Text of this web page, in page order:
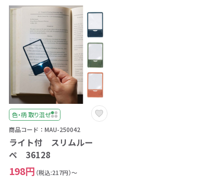
色・柄 取り混ぜ
商品コード：MAU-250042
ライト付 スリムルー
ペ 36128
198円 （税込:217円）～